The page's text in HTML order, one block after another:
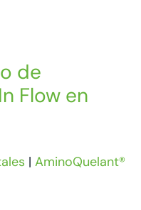
de
Flow en
| AminoQuelant®